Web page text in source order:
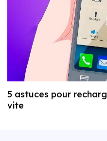
5 astuces pour
vite